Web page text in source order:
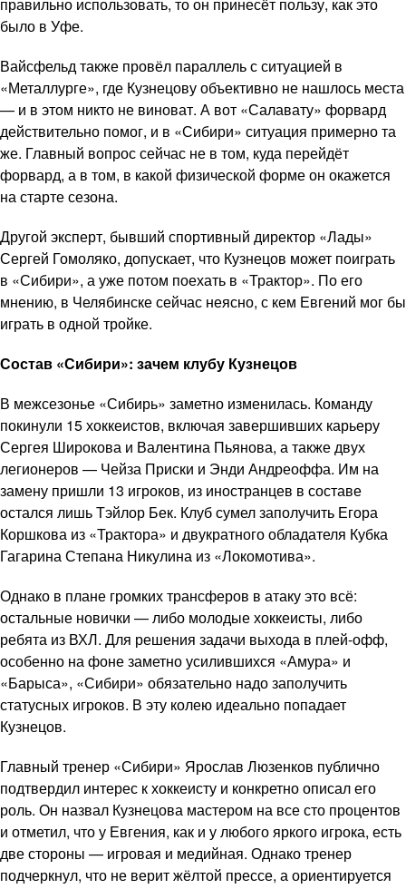
правильно использовать, то он принесёт пользу, как это
было в Уфе.
Вайсфельд также провёл параллель с ситуацией в
«Металлурге», где Кузнецову объективно не нашлось места
— и в этом никто не виноват. А вот «Салавату» форвард
действительно помог, и в «Сибири» ситуация примерно та
же. Главный вопрос сейчас не в том, куда перейдёт
форвард, а в том, в какой физической форме он окажется
на старте сезона.
Другой эксперт, бывший спортивный директор «Лады»
Сергей Гомоляко, допускает, что Кузнецов может поиграть
в «Сибири», а уже потом поехать в «Трактор». По его
мнению, в Челябинске сейчас неясно, с кем Евгений мог бы
играть в одной тройке.
Состав «Сибири»: зачем клубу Кузнецов
В межсезонье «Сибирь» заметно изменилась. Команду
покинули 15 хоккеистов, включая завершивших карьеру
Сергея Широкова и Валентина Пьянова, а также двух
легионеров — Чейза Приски и Энди Андреоффа. Им на
замену пришли 13 игроков, из иностранцев в составе
остался лишь Тэйлор Бек. Клуб сумел заполучить Егора
Коршкова из «Трактора» и двукратного обладателя Кубка
Гагарина Степана Никулина из «Локомотива».
Однако в плане громких трансферов в атаку это всё:
остальные новички — либо молодые хоккеисты, либо
ребята из ВХЛ. Для решения задачи выхода в плей-офф,
особенно на фоне заметно усилившихся «Амура» и
«Барыса», «Сибири» обязательно надо заполучить
статусных игроков. В эту колею идеально попадает
Кузнецов.
Главный тренер «Сибири» Ярослав Люзенков публично
подтвердил интерес к хоккеисту и конкретно описал его
роль. Он назвал Кузнецова мастером на все сто процентов
и отметил, что у Евгения, как и у любого яркого игрока, есть
две стороны — игровая и медийная. Однако тренер
подчеркнул, что не верит жёлтой прессе, а ориентируется